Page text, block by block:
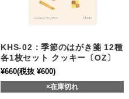
KHS-02：季節のはがき箋 12種
各1枚セット クッキー〔OZ〕
¥660(税抜 ¥600)
×在庫切れ